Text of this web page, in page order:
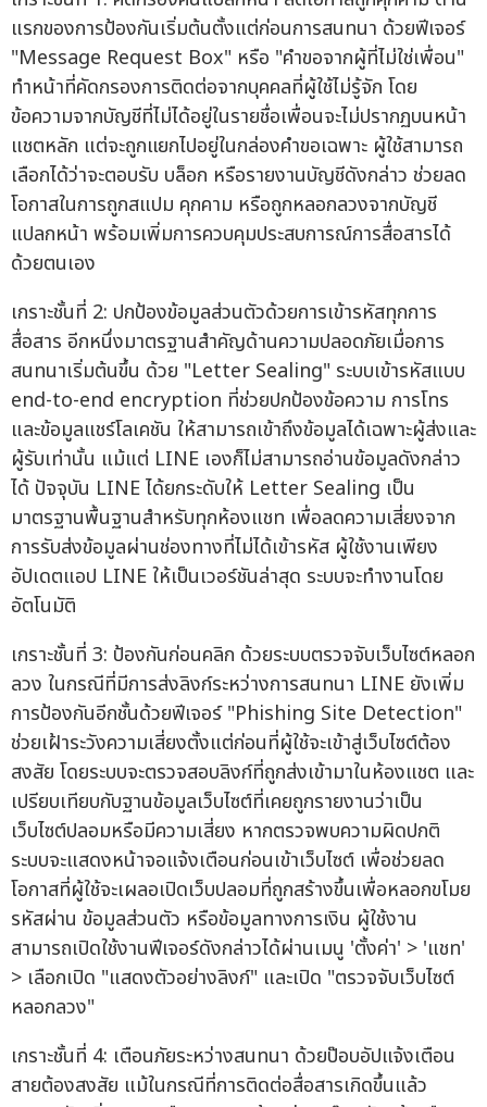
แรกของการป้องกันเริ่มต้นตั้งแต่ก่อนการสนทนา ด้วยฟีเจอร์
"Message Request Box" หรือ "คำขอจากผู้ที่ไม่ใช่เพื่อน"
ทำหน้าที่คัดกรองการติดต่อจากบุคคลที่ผู้ใช้ไม่รู้จัก โดย
ข้อความจากบัญชีที่ไม่ได้อยู่ในรายชื่อเพื่อนจะไม่ปรากฏบนหน้า
แชตหลัก แต่จะถูกแยกไปอยู่ในกล่องคำขอเฉพาะ ผู้ใช้สามารถ
เลือกได้ว่าจะตอบรับ บล็อก หรือรายงานบัญชีดังกล่าว ช่วยลด
โอกาสในการถูกสแปม คุกคาม หรือถูกหลอกลวงจากบัญชี
แปลกหน้า พร้อมเพิ่มการควบคุมประสบการณ์การสื่อสารได้
ด้วยตนเอง
เกราะชั้นที่ 2: ปกป้องข้อมูลส่วนตัวด้วยการเข้ารหัสทุกการ
สื่อสาร อีกหนึ่งมาตรฐานสำคัญด้านความปลอดภัยเมื่อการ
สนทนาเริ่มต้นขึ้น ด้วย "Letter Sealing" ระบบเข้ารหัสแบบ
end-to-end encryption ที่ช่วยปกป้องข้อความ การโทร
และข้อมูลแชร์โลเคชัน ให้สามารถเข้าถึงข้อมูลได้เฉพาะผู้ส่งและ
ผู้รับเท่านั้น แม้แต่ LINE เองก็ไม่สามารถอ่านข้อมูลดังกล่าว
ได้ ปัจจุบัน LINE ได้ยกระดับให้ Letter Sealing เป็น
มาตรฐานพื้นฐานสำหรับทุกห้องแชท เพื่อลดความเสี่ยงจาก
การรับส่งข้อมูลผ่านช่องทางที่ไม่ได้เข้ารหัส ผู้ใช้งานเพียง
อัปเดตแอป LINE ให้เป็นเวอร์ชันล่าสุด ระบบจะทำงานโดย
อัตโนมัติ
เกราะชั้นที่ 3: ป้องกันก่อนคลิก ด้วยระบบตรวจจับเว็บไซต์หลอก
ลวง ในกรณีที่มีการส่งลิงก์ระหว่างการสนทนา LINE ยังเพิ่ม
การป้องกันอีกชั้นด้วยฟีเจอร์ "Phishing Site Detection"
ช่วยเฝ้าระวังความเสี่ยงตั้งแต่ก่อนที่ผู้ใช้จะเข้าสู่เว็บไซต์ต้อง
สงสัย โดยระบบจะตรวจสอบลิงก์ที่ถูกส่งเข้ามาในห้องแชต และ
เปรียบเทียบกับฐานข้อมูลเว็บไซต์ที่เคยถูกรายงานว่าเป็น
เว็บไซต์ปลอมหรือมีความเสี่ยง หากตรวจพบความผิดปกติ
ระบบจะแสดงหน้าจอแจ้งเตือนก่อนเข้าเว็บไซต์ เพื่อช่วยลด
โอกาสที่ผู้ใช้จะเผลอเปิดเว็บปลอมที่ถูกสร้างขึ้นเพื่อหลอกขโมย
รหัสผ่าน ข้อมูลส่วนตัว หรือข้อมูลทางการเงิน ผู้ใช้งาน
สามารถเปิดใช้งานฟีเจอร์ดังกล่าวได้ผ่านเมนู 'ตั้งค่า' > 'แชท'
> เลือกเปิด "แสดงตัวอย่างลิงก์" และเปิด "ตรวจจับเว็บไซต์
หลอกลวง"
เกราะชั้นที่ 4: เตือนภัยระหว่างสนทนา ด้วยป๊อบอัปแจ้งเตือน
สายต้องสงสัย แม้ในกรณีที่การติดต่อสื่อสารเกิดขึ้นแล้ว